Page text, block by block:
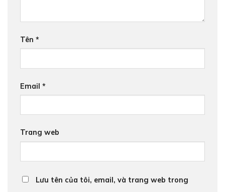
Tên *
Email *
Trang web
Lưu tên của tôi, email, và trang web trong